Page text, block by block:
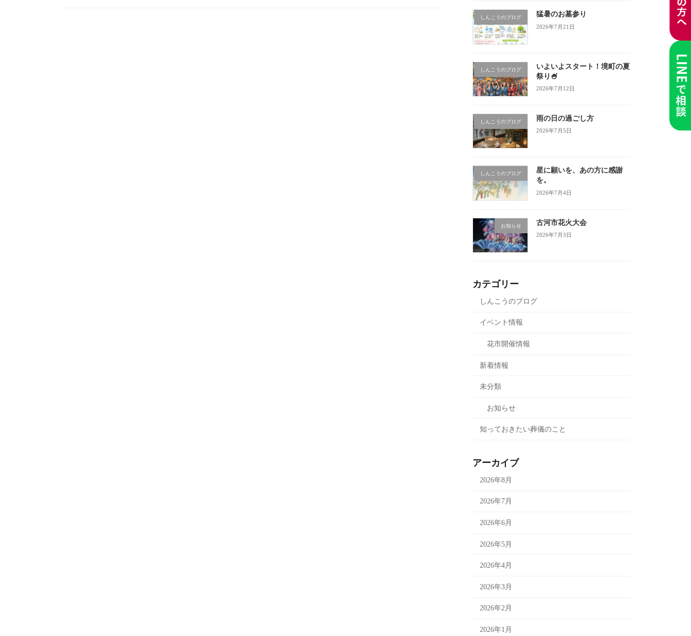
しんこうのブログ 猛暑のお墓参り
2026年7月21日
しんこうのブログ
いよいよスタート！境町の夏
祭り🍧
2026年7月12日
しんこうのブログ 雨の日の過ごし方
2026年7月5日
しんこうのブログ
星に願いを、あの方に感謝
を。
2026年7月4日
お知らせ 古河市花火大会
2026年7月3日
カテゴリー
しんこうのブログ
イベント情報
花市開催情報
新着情報
未分類
お知らせ
知っておきたい葬儀のこと
アーカイブ
2026年8月
2026年7月
2026年6月
2026年5月
2026年4月
2026年3月
2026年2月
2026年1月